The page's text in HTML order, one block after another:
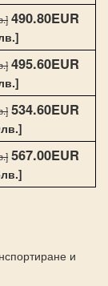
490.80EUR
495.60EUR
534.60EUR
567.00EUR
и